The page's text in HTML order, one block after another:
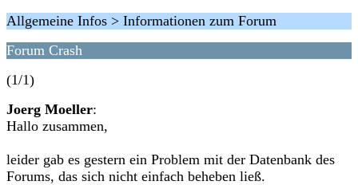
Allgemeine Infos > Informationen zum Forum
Forum Crash
(1/1)
Joerg Moeller:
Hallo zusammen,
leider gab es gestern ein Problem mit der Datenbank des
Forums, das sich nicht einfach beheben ließ.